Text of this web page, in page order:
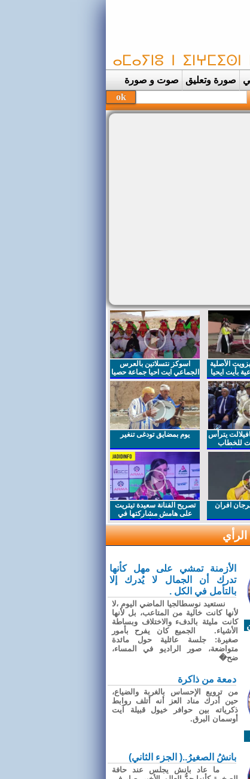
صورة وتعليق صوت و صورة
الأصلية
بأيت ايحيا
اسوكز نتسلاتين بالعرس
الجماعي ايت احيا جماعة حصيا
يترأس
للخطاب
بمناسبة
يوم بمضايق تودغى تنغير
افران
تصريح الفنانة سعيدة تيتريت
على هامش مشاركتها في
مهرجان افران
الأزمنة تمشي على مهل كأنها
تدرك أن الجمال لا يُدرك إلا
بالتأمل في الكل .
نستعيد نوسطالجيا الماضي اليوم ،لا
لأنها كانت خالية من المتاعب، بل لأنها
كانت مليئة بالدفء والاختلاف وبساطة
الأشياء. الجميع كان يفرح بأمور
صغيرة: جلسة عائلية حول مائدة
متواضعة، صور الراديو في المساء،
ضح�
دمعة من ذاكرة
من ترويع الإحساس بالغربة والضياع،
حين أدرك مناد العز أنه أتلف روابط
ذكرياته بين حوافر خيول قبيلة آيت
أوسمان البرق.
بانشُ الصغيرُ..( الجزء الثاني)
ما عاد بانش يجلس عند حافة